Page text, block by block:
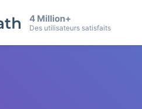
4 Million+
Des utilisateurs satisfaits